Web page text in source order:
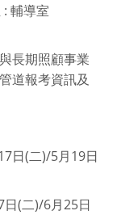
: 輔導室
長期照顧事業
道報考資訊及
日(二)/5月19日
(二)/6月25日